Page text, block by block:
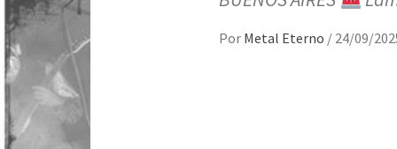
Por Metal Eterno / 24/09/